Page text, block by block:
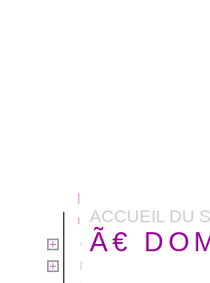
ACCUEIL DU
Ã€